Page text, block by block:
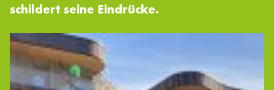
schildert seine Eindrücke.